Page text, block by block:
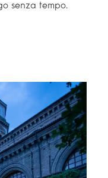
senza tempo.